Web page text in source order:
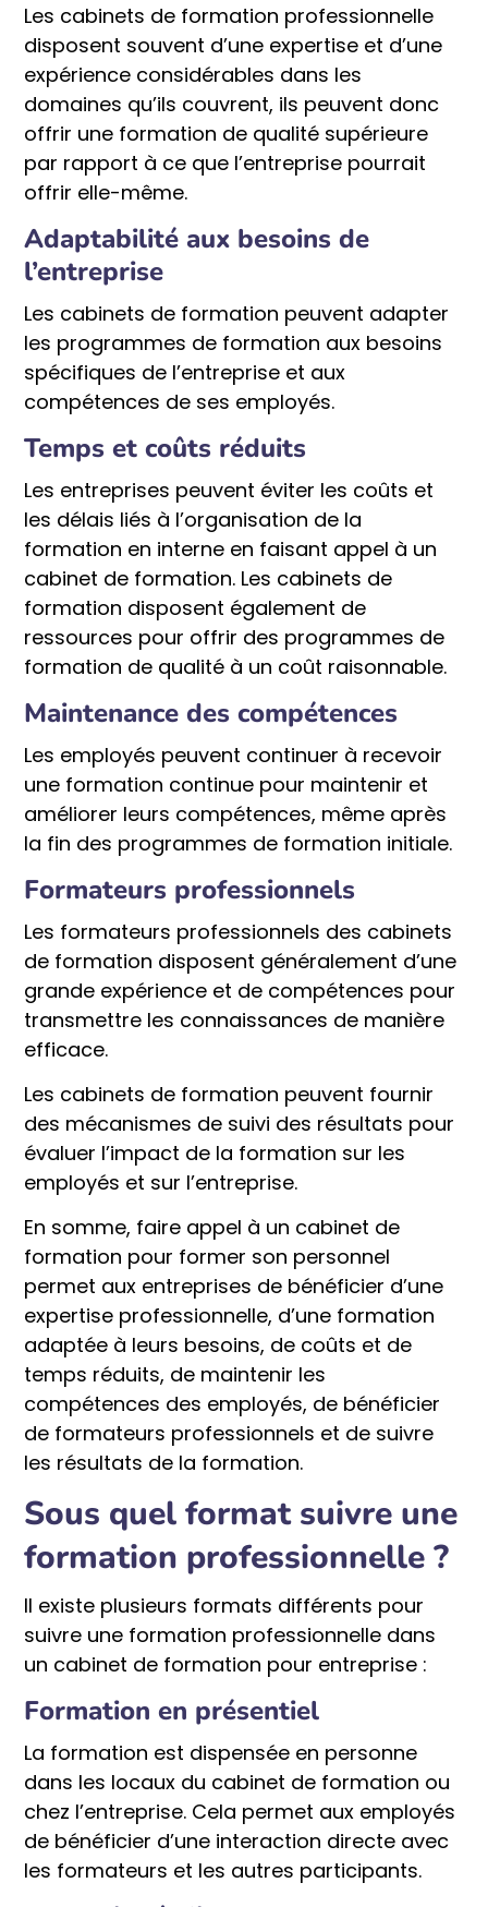
Les cabinets de formation professionnelle
disposent souvent d’une expertise et d’une
expérience considérables dans les
domaines qu’ils couvrent, ils peuvent donc
offrir une formation de qualité supérieure
par rapport à ce que l’entreprise pourrait
offrir elle-même.
Adaptabilité aux besoins de
l’entreprise
Les cabinets de formation peuvent adapter
les programmes de formation aux besoins
spécifiques de l’entreprise et aux
compétences de ses employés.
Temps et coûts réduits
Les entreprises peuvent éviter les coûts et
les délais liés à l’organisation de la
formation en interne en faisant appel à un
cabinet de formation. Les cabinets de
formation disposent également de
ressources pour offrir des programmes de
formation de qualité à un coût raisonnable.
Maintenance des compétences
Les employés peuvent continuer à recevoir
une formation continue pour maintenir et
améliorer leurs compétences, même après
la fin des programmes de formation initiale.
Formateurs professionnels
Les formateurs professionnels des cabinets
de formation disposent généralement d’une
grande expérience et de compétences pour
transmettre les connaissances de manière
efficace.
Les cabinets de formation peuvent fournir
des mécanismes de suivi des résultats pour
évaluer l’impact de la formation sur les
employés et sur l’entreprise.
En somme, faire appel à un cabinet de
formation pour former son personnel
permet aux entreprises de bénéficier d’une
expertise professionnelle, d’une formation
adaptée à leurs besoins, de coûts et de
temps réduits, de maintenir les
compétences des employés, de bénéficier
de formateurs professionnels et de suivre
les résultats de la formation.
Sous quel format suivre une
formation professionnelle ?
Il existe plusieurs formats différents pour
suivre une formation professionnelle dans
un cabinet de formation pour entreprise :
Formation en présentiel
La formation est dispensée en personne
dans les locaux du cabinet de formation ou
chez l’entreprise. Cela permet aux employés
de bénéficier d’une interaction directe avec
les formateurs et les autres participants.